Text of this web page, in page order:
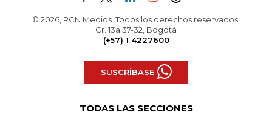
© 2026, RCN Medios. Todos los derechos reservados.
Cr. 13a 37-32, Bogotá
(+57) 1 4227600
SUSCRÍBASE
TODAS LAS SECCIONES